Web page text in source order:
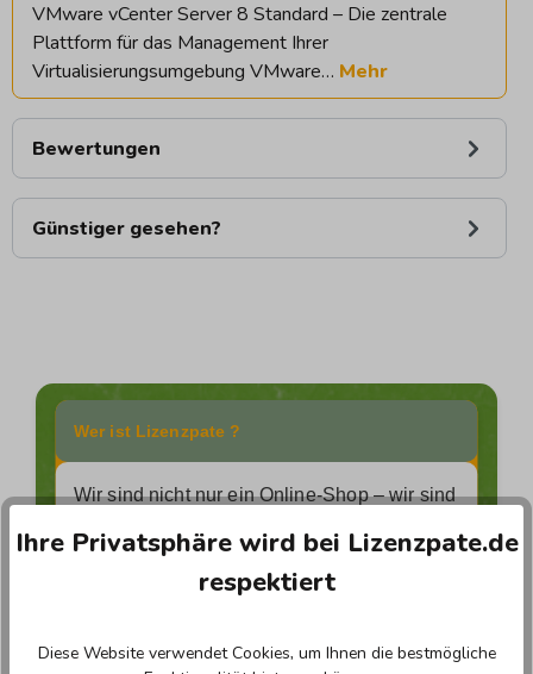
VMware vCenter Server 8 Standard – Die zentrale
Plattform für das Management Ihrer
Virtualisierungsumgebung VMware… Mehr
Bewertungen
Günstiger gesehen?
Wer ist Lizenzpate ?
Wir sind nicht nur ein Online-Shop – wir sind
Unser leidenschaftliches Team kennt sich
bestens in der vielfältigen Welt der Software
Ihre Privatsphäre wird bei Lizenzpate.de
respektiert
Diese Website verwendet Cookies, um Ihnen die bestmögliche